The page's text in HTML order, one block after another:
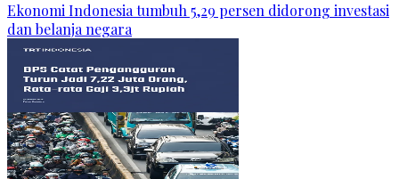
Ekonomi Indonesia tumbuh 5,29 persen didorong investasi
dan belanja negara